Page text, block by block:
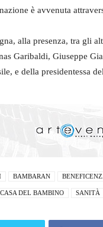
è avvenuta
alla presenza, tra gli
Garibaldi, Giuseppe
e della presidentessa
BAMBARAN
DEL BAMBINO SANITÀ